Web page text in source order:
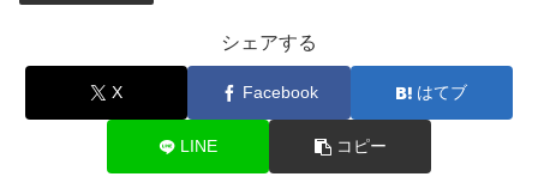
シェアする
X Facebook はてブ
LINE コピー